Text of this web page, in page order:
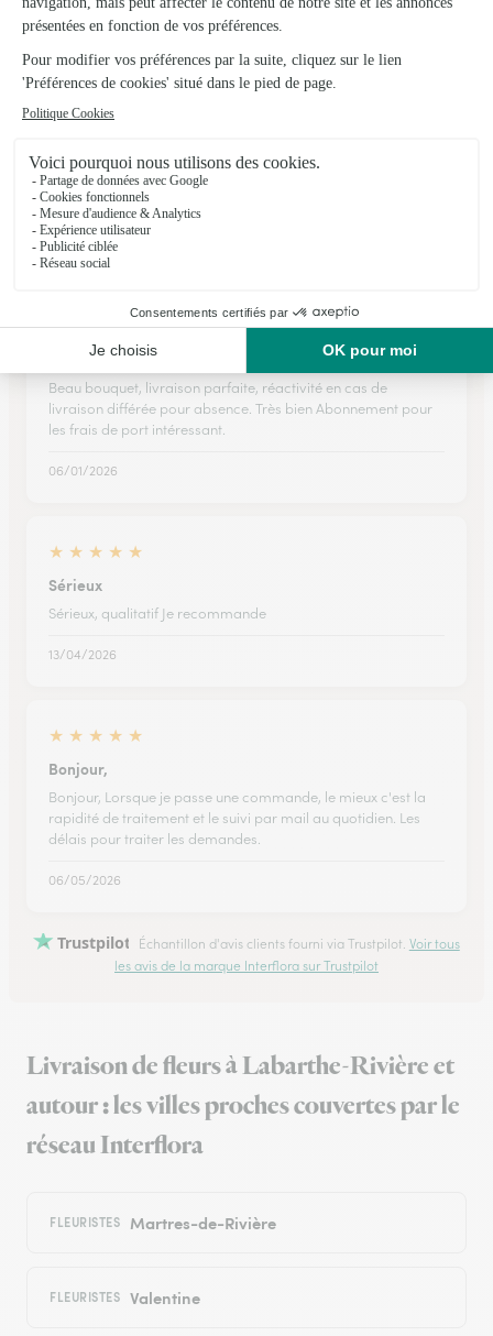
Labarthe-Rivière
Livraison en temps voulu, joli bouquet toujours du choix. Et
meme s il manque des fleurs Remplacement de celles si et
bouquet magnifique.
19/05/2026
★ ★ ★ ★ ★
Beau bouquet
Beau bouquet, livraison parfaite, réactivité en cas de
livraison différée pour absence. Très bien Abonnement pour
les frais de port intéressant.
06/01/2026
★ ★ ★ ★ ★
Sérieux
Sérieux, qualitatif Je recommande
13/04/2026
★ ★ ★ ★ ★
Bonjour,
Bonjour, Lorsque je passe une commande, le mieux c'est la
rapidité de traitement et le suivi par mail au quotidien. Les
délais pour traiter les demandes.
06/05/2026
Trustpilot Échantillon d'avis clients fourni via Trustpilot. Voir tous
les avis de la marque Interflora sur Trustpilot
Livraison de fleurs à Labarthe-Rivière et
autour : les villes proches couvertes par le
réseau Interflora
FLEURISTES Martres-de-Rivière
FLEURISTES Valentine